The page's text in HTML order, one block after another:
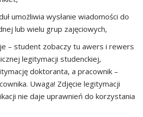
umożliwia wysłanie wiadomości do
lub wielu grup zajęciowych,
– student zobaczy tu awers i rewers
legitymacji studenckiej,
doktoranta, a pracownik –
Uwaga! Zdjęcie legitymacji
nie daje uprawnień do korzystania